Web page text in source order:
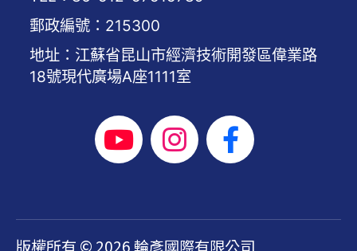
郵政編號：215300
地址：江蘇省昆山市經濟技術開發區偉業路
18號現代廣場A座1111室
版權所有 © 2026 輪彥國際有限公司